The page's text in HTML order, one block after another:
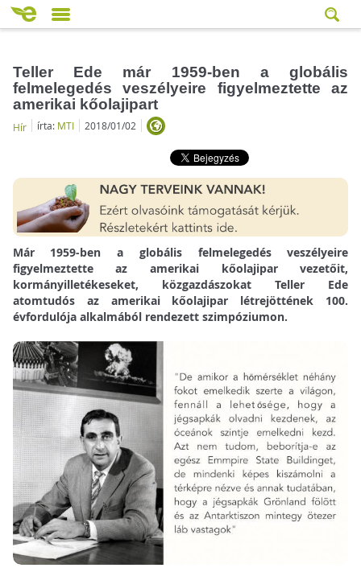
Teller Ede már 1959-ben a globális
felmelegedés veszélyeire figyelmeztette az
amerikai kőolajipart
Hír írta: MTI 2018/01/02
Már 1959-ben a globális felmelegedés veszélyeire
figyelmeztette az amerikai kőolajipar vezetőit,
kormányilletékeseket, közgazdászokat Teller Ede
atomtudós az amerikai kőolajipar létrejöttének 100.
évfordulója alkalmából rendezett szimpóziumon.